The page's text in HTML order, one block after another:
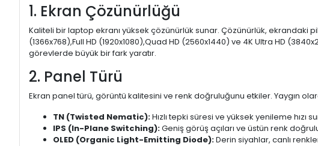
1. Ekran Çözünürlüğü
Kaliteli bir laptop ekranı yüksek çözünürlük sunar. Çözünürlük, ekrandaki
(1366x768),Full HD (1920x1080),Quad HD (2560x1440) ve 4K Ultra HD
görevlerde büyük bir fark yaratır.
2. Panel Türü
Ekran panel türü, görüntü kalitesini ve renk doğruluğunu etkiler. Yaygın
TN (Twisted Nematic):Hızlı tepki süresi ve yüksek yenileme hızı
IPS (In-Plane Switching):Geniş görüş açıları ve üstün renk
OLED (Organic Light-Emitting Diode):Derin siyahlar, canlı